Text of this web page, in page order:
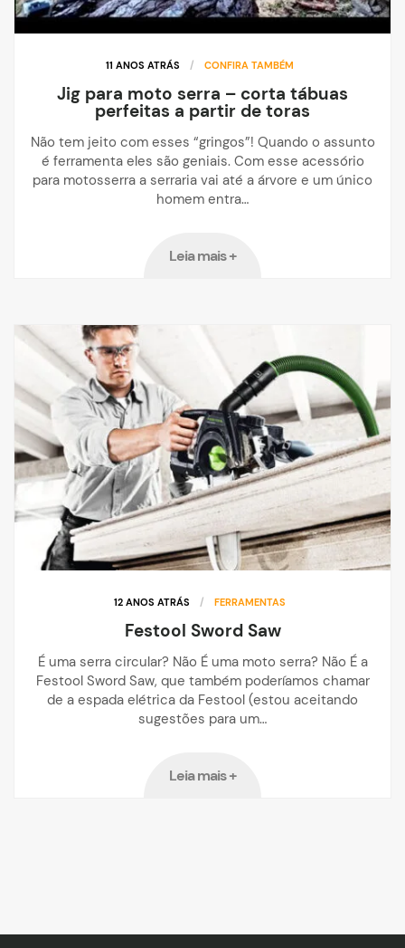
11 ANOS ATRÁS / CONFIRA TAMBÉM
Jig para moto serra – corta tábuas
perfeitas a partir de toras
Não tem jeito com esses “gringos”! Quando o assunto
é ferramenta eles são geniais. Com esse acessório
para motosserra a serraria vai até a árvore e um único
homem entra…
Leia mais +
12 ANOS ATRÁS / FERRAMENTAS
Festool Sword Saw
É uma serra circular? Não É uma moto serra? Não É a
Festool Sword Saw, que também poderíamos chamar
de a espada elétrica da Festool (estou aceitando
sugestões para um…
Leia mais +